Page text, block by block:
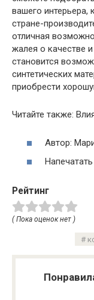
вашего интерьера,
стране-
отличная
жалея о качестве
становится
синтетических
приобрести
Читайте также:
Автор:
Напечатать
Рейтинг
( Пока оценок нет )